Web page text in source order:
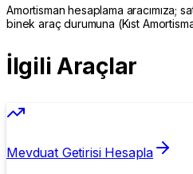
Amortisman hesaplama aracımıza;
binek araç durumuna (Kıst
İlgili Araçlar
Mevduat Getirisi Hesapla